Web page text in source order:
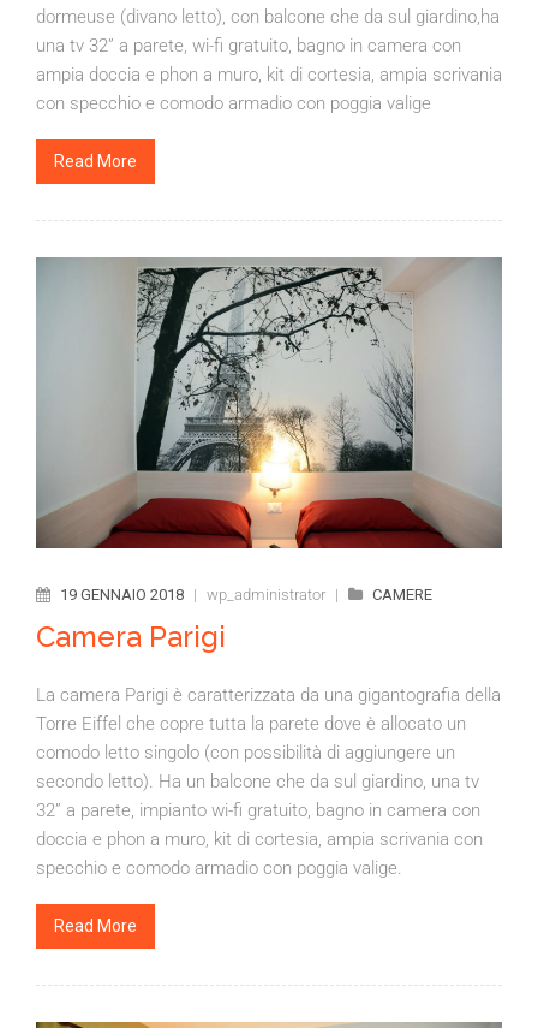
dormeuse (divano letto), con balcone che da sul giardino,ha
una tv 32” a parete, wi-fi gratuito, bagno in camera con
ampia doccia e phon a muro, kit di cortesia, ampia scrivania
con specchio e comodo armadio con poggia valige
Read More
19 GENNAIO 2018 | wp_administrator | CAMERE
Camera Parigi
La camera Parigi è caratterizzata da una gigantografia della
Torre Eiffel che copre tutta la parete dove è allocato un
comodo letto singolo (con possibilità di aggiungere un
secondo letto). Ha un balcone che da sul giardino, una tv
32” a parete, impianto wi-fi gratuito, bagno in camera con
doccia e phon a muro, kit di cortesia, ampia scrivania con
specchio e comodo armadio con poggia valige.
Read More